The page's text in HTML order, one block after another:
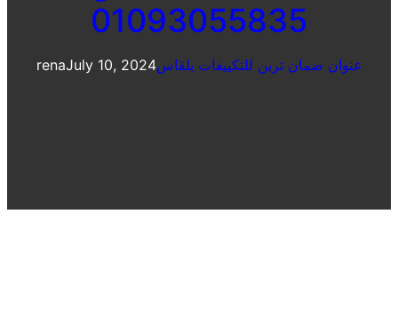
01093055835
renaJuly 10, 2024عنوان ضمان ترين للتكييفات بلقاس